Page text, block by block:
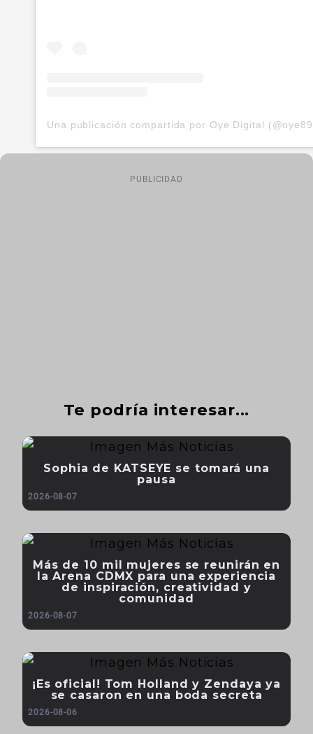
PUBLICIDAD
Te podría interesar...
Sophia de KATSEYE se tomará una
pausa
2026-08-07
Más de 10 mil mujeres se reunirán en
la Arena CDMX para una experiencia
de inspiración, creatividad y
comunidad
2026-08-07
¡Es oficial! Tom Holland y Zendaya ya
se casaron en una boda secreta
2026-08-06